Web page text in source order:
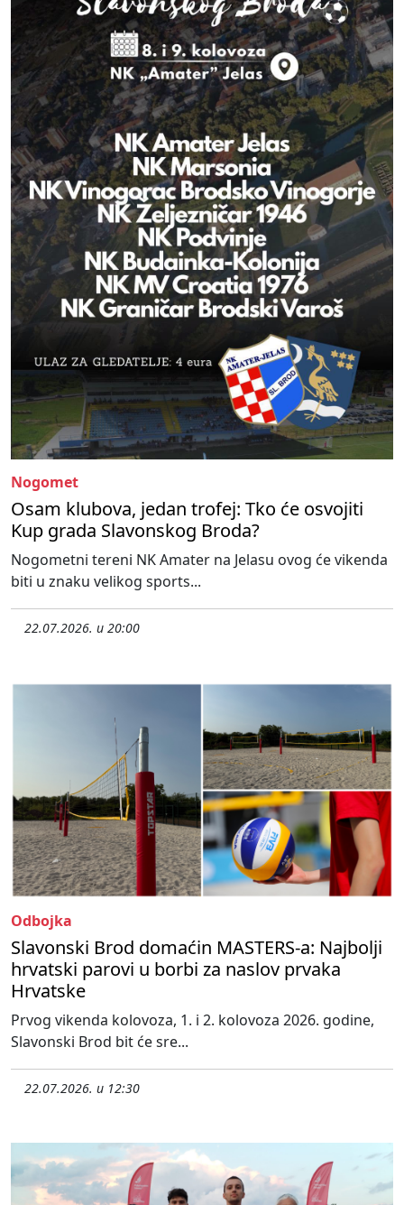
Nogomet
Osam klubova, jedan trofej: Tko će osvojiti
Kup grada Slavonskog Broda?
Nogometni tereni NK Amater na Jelasu ovog će vikenda
biti u znaku velikog sports...
22.07.2026. u 20:00
Odbojka
Slavonski Brod domaćin MASTERS-a: Najbolji
hrvatski parovi u borbi za naslov prvaka
Hrvatske
Prvog vikenda kolovoza, 1. i 2. kolovoza 2026. godine,
Slavonski Brod bit će sre...
22.07.2026. u 12:30